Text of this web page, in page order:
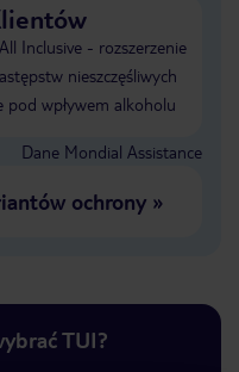
Inclusive - rozszerzenie
nieszczęśliwych
pod wpływem alkoholu
Dane Mondial Assistance
ochrony»
TUI?